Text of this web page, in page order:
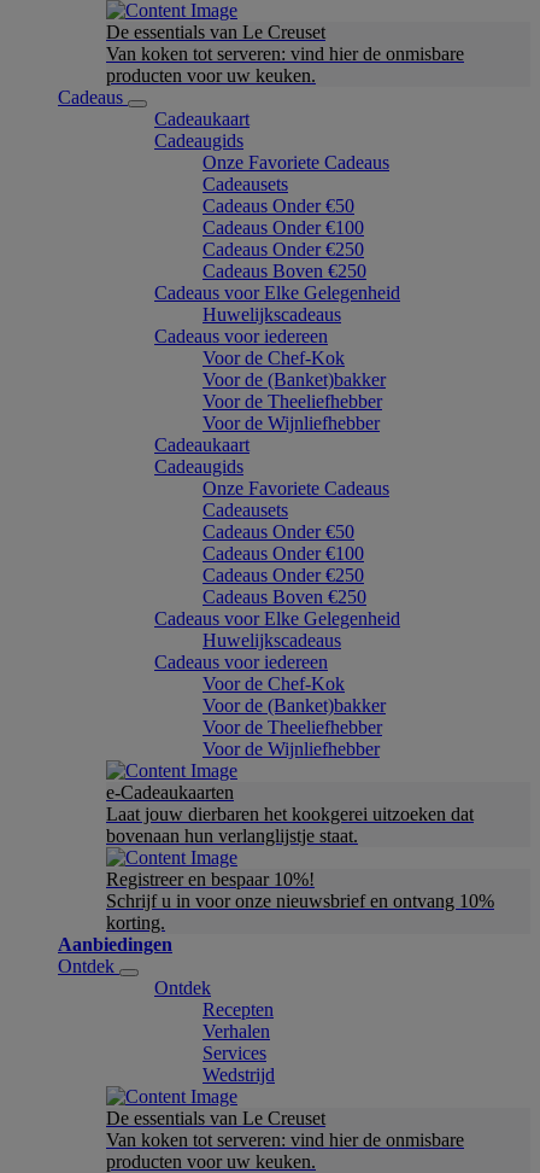
De essentials van Le Creuset
Van koken tot serveren: vind hier de onmisbare
producten voor uw keuken.
Cadeaus
Cadeaukaart
Cadeaugids
Onze Favoriete Cadeaus
Cadeausets
Cadeaus Onder €50
Cadeaus Onder €100
Cadeaus Onder €250
Cadeaus Boven €250
Cadeaus voor Elke Gelegenheid
Huwelijkscadeaus
Cadeaus voor iedereen
Voor de Chef-Kok
Voor de (Banket)bakker
Voor de Theeliefhebber
Voor de Wijnliefhebber
Cadeaukaart
Cadeaugids
Onze Favoriete Cadeaus
Cadeausets
Cadeaus Onder €50
Cadeaus Onder €100
Cadeaus Onder €250
Cadeaus Boven €250
Cadeaus voor Elke Gelegenheid
Huwelijkscadeaus
Cadeaus voor iedereen
Voor de Chef-Kok
Voor de (Banket)bakker
Voor de Theeliefhebber
Voor de Wijnliefhebber
e-Cadeaukaarten
Laat jouw dierbaren het kookgerei uitzoeken dat
bovenaan hun verlanglijstje staat.
Registreer en bespaar 10%!
Schrijf u in voor onze nieuwsbrief en ontvang 10%
korting.
Aanbiedingen
Ontdek
Ontdek
Recepten
Verhalen
Services
Wedstrijd
De essentials van Le Creuset
Van koken tot serveren: vind hier de onmisbare
producten voor uw keuken.